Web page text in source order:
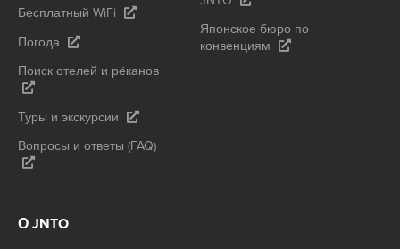
Бесплатный WiFi
Погода
Поиск отелей и рёканов
Туры и экскурсии
Вопросы и ответы (FAQ)
Японское бюро по
конвенциям
О JNTO